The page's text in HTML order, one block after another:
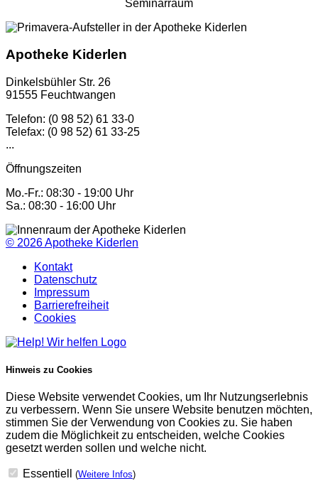
Seminarraum
Apotheke Kiderlen
Dinkelsbühler Str. 26
91555 Feuchtwangen
Telefon: (0 98 52) 61 33-0
Telefax: (0 98 52) 61 33-25
...
Öffnungszeiten
Mo.-Fr.: 08:30 - 19:00 Uhr
Sa.: 08:30 - 16:00 Uhr
© 2026Apotheke Kiderlen
Kontakt
Datenschutz
Impressum
Barrierefreiheit
Cookies
Hinweis zu Cookies
Diese Website verwendet Cookies, um Ihr Nutzungserlebnis
zu verbessern. Wenn Sie unsere Website benutzen möchten,
stimmen Sie der Verwendung von Cookies zu. Sie haben
zudem die Möglichkeit zu entscheiden, welche Cookies
gesetzt werden sollen und welche nicht.
Essentiell (Weitere Infos)